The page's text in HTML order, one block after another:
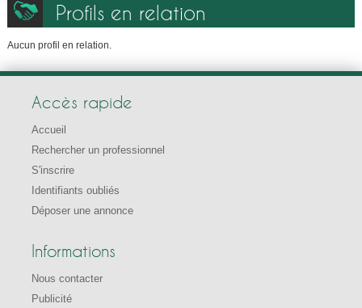
Profils en relation
Aucun profil en relation.
Accès rapide
Accueil
Rechercher un professionnel
S'inscrire
Identifiants oubliés
Déposer une annonce
Informations
Nous contacter
Publicité